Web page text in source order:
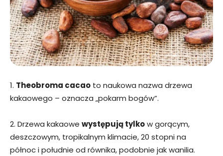
1. Theobroma cacao to naukowa nazwa drzewa
kakaowego – oznacza „pokarm bogów”.
2. Drzewa kakaowe występują tylkow gorącym,
deszczowym, tropikalnym klimacie, 20 stopni na
północ i południe od równika, podobnie jak wanilia.